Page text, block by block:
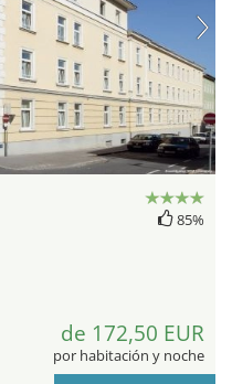
85%
de 172,50 EUR
por habitación y noche